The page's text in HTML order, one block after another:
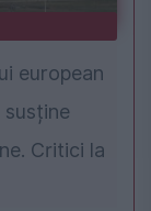
european
Critici la